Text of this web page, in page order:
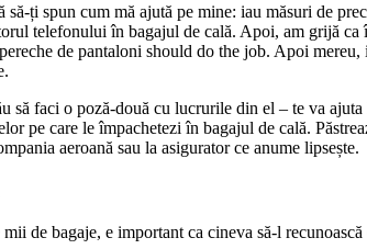
să-ți spun cum mă ajută pe mine: iau măsuri de
telefonului în bagajul de cală. Apoi, am grijă
de pantaloni should do the job. Apoi
să faci o poză-două cu lucrurile din el – te va
pe care le împachetezi în bagajul de cală.
aeroană sau la asigurator ce anume lipsește.
de bagaje, e important ca cineva să-l